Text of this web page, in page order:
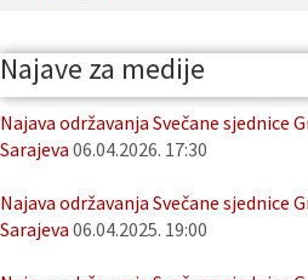
Najave za medije
Najava održavanja Svečane sjednice
Sarajeva 06.04.2026. 17:30
Najava održavanja Svečane sjednice
Sarajeva 06.04.2025. 19:00